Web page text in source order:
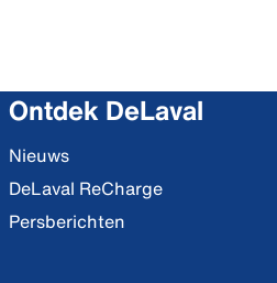
Ontdek DeLaval
Nieuws
DeLaval ReCharge
Persberichten